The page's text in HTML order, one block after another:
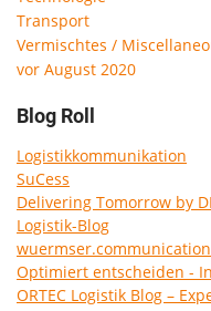
Transport
Vermischtes /
vor August 2020
Blog Roll
Logistikkommunikation
SuCess
Delivering Tomorrow by
Logistik-Blog
Optimiert entscheiden -
ORTEC Logistik Blog –